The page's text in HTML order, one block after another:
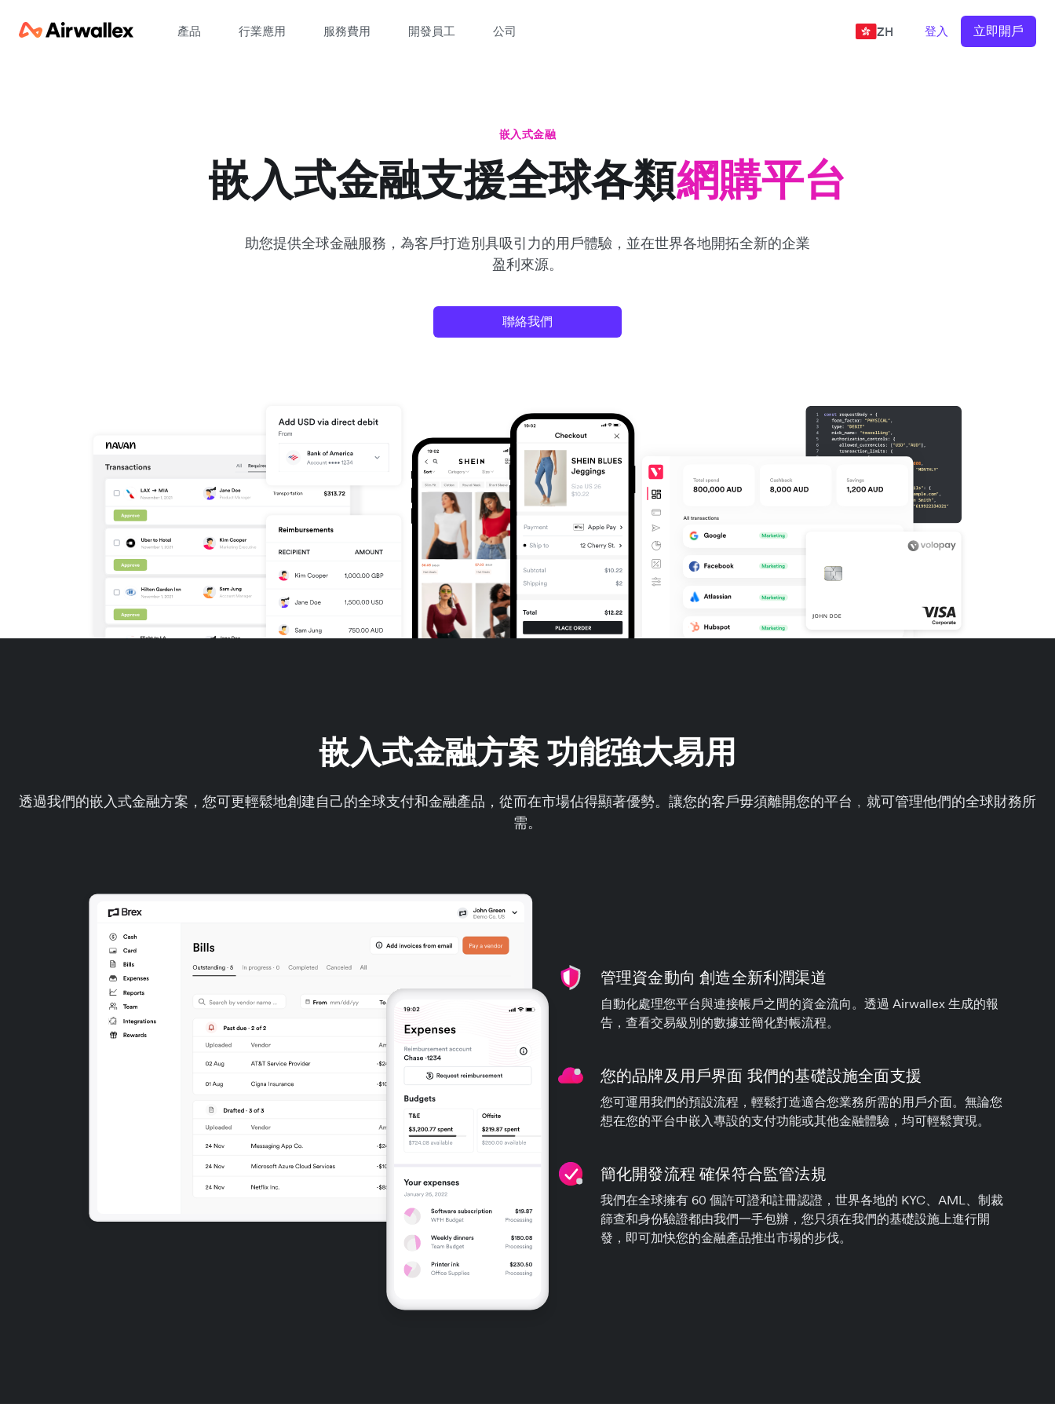
產品 行業應用 服務費用 開發員工 公司 ZH 登入 立即開戶
嵌入式金融
嵌入式金融支援全球各類網購平台
軟件平台
助您提供全球金融服務，為客戶打造別具吸引力的用戶體驗，並在世界各地開拓全新的企業
盈利來源。
聯絡我們
嵌入式金融方案 功能強大易用
透過我們的嵌入式金融方案，您可更輕鬆地創建自己的全球支付和金融產品，從而在市場佔得顯著優勢。讓您的客戶毋須離開您的平台﹐就可管理他們的全球財務所
需。
管理資金動向 創造全新利潤渠道
自動化處理您平台與連接帳戶之間的資金流向。透過 Airwallex 生成的報
告，查看交易級別的數據並簡化對帳流程。
您的品牌及用戶界面 我們的基礎設施全面支援
您可運用我們的預設流程，輕鬆打造適合您業務所需的用戶介面。無論您
想在您的平台中嵌入專設的支付功能或其他金融體驗，均可輕鬆實現。
簡化開發流程 確保符合監管法規
我們在全球擁有 60 個許可證和註冊認證，世界各地的 KYC、AML、制裁
篩查和身份驗證都由我們一手包辦，您只須在我們的基礎設施上進行開
發，即可加快您的金融產品推出市場的步伐。